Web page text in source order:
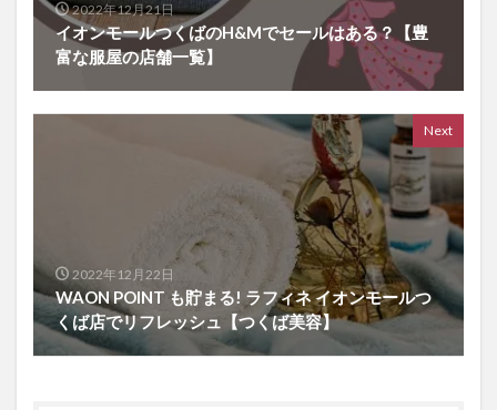
2022年12月21日
イオンモールつくばのH&Mでセールはある？【豊
富な服屋の店舗一覧】
Next
2022年12月22日
WAON POINT も貯まる! ラフィネ イオンモールつ
くば店でリフレッシュ【つくば美容】